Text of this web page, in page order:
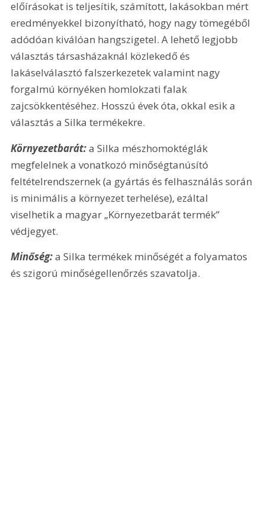
előírásokat is teljesítik, számított, lakásokban mért
eredményekkel bizonyítható, hogy nagy tömegéből
adódóan kiválóan hangszigetel. A lehető legjobb
választás társasházaknál közlekedő és
lakáselválasztó falszerkezetek valamint nagy
forgalmú környéken homlokzati falak
zajcsökkentéséhez. Hosszú évek óta, okkal esik a
választás a Silka termékekre.
Környezetbarát: a Silka mészhomoktéglák
megfelelnek a vonatkozó minőségtanúsító
feltételrendszernek (a gyártás és felhasználás során
is minimális a környezet terhelése), ezáltal
viselhetik a magyar „Környezetbarát termék”
védjegyet.
Minőség: a Silka termékek minőségét a folyamatos
és szigorú minőségellenőrzés szavatolja.